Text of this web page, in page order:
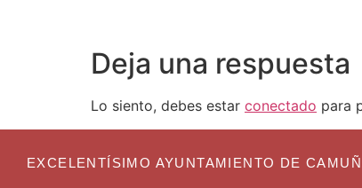
Deja una respuesta
Lo siento, debes estar conectado para
EXCELENTÍSIMO AYUNTAMIENTO DE